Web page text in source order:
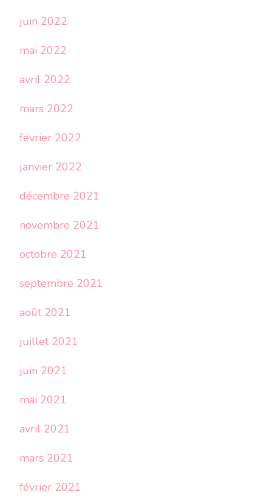
juin 2022
mai 2022
avril 2022
mars 2022
février 2022
janvier 2022
décembre 2021
novembre 2021
octobre 2021
septembre 2021
août 2021
juillet 2021
juin 2021
mai 2021
avril 2021
mars 2021
février 2021